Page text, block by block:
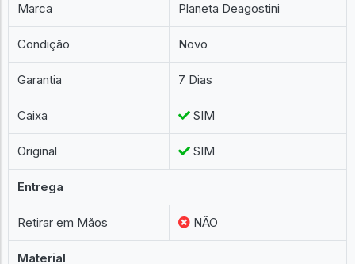
Marca Planeta Deagostini
Condição Novo
Garantia 7 Dias
Caixa SIM
Original SIM
Entrega
Retirar em Mãos NÃO
Material